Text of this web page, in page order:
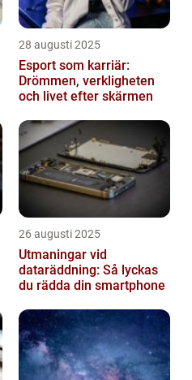
28 augusti 2025
Esport som karriär:
Drömmen, verkligheten
och livet efter skärmen
26 augusti 2025
Utmaningar vid
dataräddning: Så lyckas
du rädda din smartphone